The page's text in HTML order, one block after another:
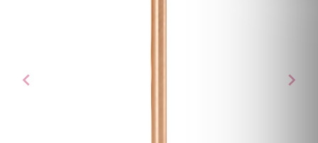
chevron_left chevron_right